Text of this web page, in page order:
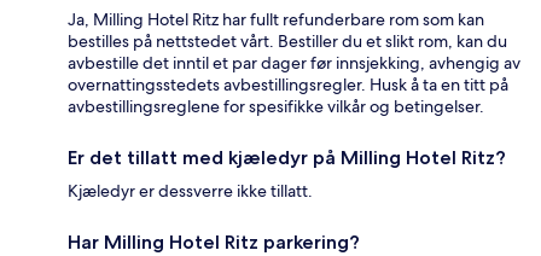
Ja, Milling Hotel Ritz har fullt refunderbare rom som kan
bestilles på nettstedet vårt. Bestiller du et slikt rom, kan du
avbestille det inntil et par dager før innsjekking, avhengig av
overnattingsstedets avbestillingsregler. Husk å ta en titt på
avbestillingsreglene for spesifikke vilkår og betingelser.
Er det tillatt med kjæledyr på Milling Hotel Ritz?
Kjæledyr er dessverre ikke tillatt.
Har Milling Hotel Ritz parkering?